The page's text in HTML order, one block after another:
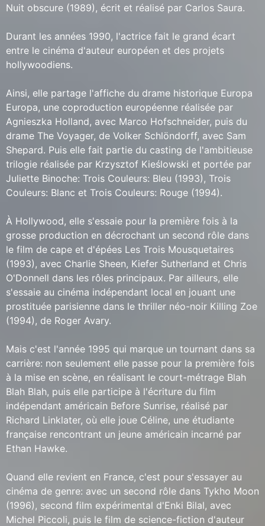
Nuit obscure (1989), écrit et réalisé par Carlos Saura.
Durant les années 1990, l'actrice fait le grand écart
entre le cinéma d'auteur européen et des projets
hollywoodiens.
Ainsi, elle partage l'affiche du drame historique Europa
Europa, une coproduction européenne réalisée par
Agnieszka Holland, avec Marco Hofschneider, puis du
drame The Voyager, de Volker Schlöndorff, avec Sam
Shepard. Puis elle fait partie du casting de l'ambitieuse
trilogie réalisée par Krzysztof Kieślowski et portée par
Juliette Binoche: Trois Couleurs: Bleu (1993), Trois
Couleurs: Blanc et Trois Couleurs: Rouge (1994).
À Hollywood, elle s'essaie pour la première fois à la
grosse production en décrochant un second rôle dans
le film de cape et d'épées Les Trois Mousquetaires
(1993), avec Charlie Sheen, Kiefer Sutherland et Chris
O'Donnell dans les rôles principaux. Par ailleurs, elle
s'essaie au cinéma indépendant local en jouant une
prostituée parisienne dans le thriller néo-noir Killing Zoe
(1994), de Roger Avary.
Mais c'est l'année 1995 qui marque un tournant dans sa
carrière: non seulement elle passe pour la première fois
à la mise en scène, en réalisant le court-métrage Blah
Blah Blah, puis elle participe à l'écriture du film
indépendant américain Before Sunrise, réalisé par
Richard Linklater, où elle joue Céline, une étudiante
française rencontrant un jeune américain incarné par
Ethan Hawke.
Quand elle revient en France, c'est pour s'essayer au
cinéma de genre: avec un second rôle dans Tykho Moon
(1996), second film expérimental d'Enki Bilal, avec
Michel Piccoli, puis le film de science-fiction d'auteur